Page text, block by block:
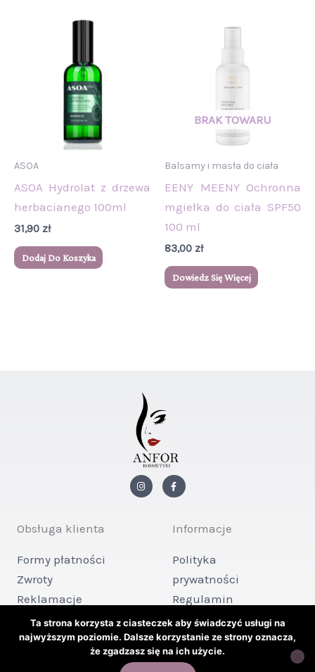
ASOA
ASOA Hydrolat z drzewa
herbacianego 100ml
31,90 zł
Dodaj Do Koszyka
Balsamy i masła do ciała
EENY MEENY Ochronna
mgiełka do ciała SPF50
100 ml
83,00 zł
Dowiedz Się Więcej
n
s
F
a
c
o
o
f
Obsługa klienta
Formy płatności
Zwroty
Reklamacje
Kontakt
Informacje
Polityka
prywatności
Regulamin
sklepu
Copyright © 2026 ANFOR KOSMETYKI
Ta strona korzysta z ciasteczek aby świadczyć usługi na
najwyższym poziomie. Dalsze korzystanie ze strony oznacza,
że zgadzasz się na ich użycie.